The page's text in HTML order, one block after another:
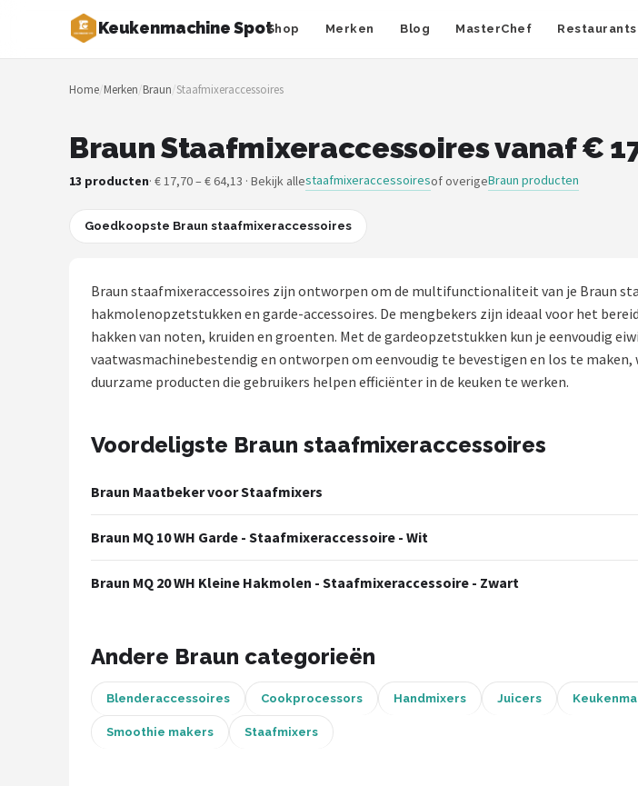
Keukenmachine SpotShop Merken Blog MasterChef Restaurants
Zoeken
NAVIGATIE
Merken
Restaurants
Keukenmachines
POPULAIRE MERKEN
Home/Merken/Braun/Staafmixeraccessoires
Braun Staafmixeraccessoires vanaf €
13 producten· € 17,70 – € 64,13 · Bekijk allestaafmixeraccessoiresof overigeBraun producten
Goedkoopste Braun staafmixeraccessoires
Braun staafmixeraccessoires zijn ontworpen om de multifunctionaliteit van je Braun
hakmolenopzetstukken en garde-accessoires. De mengbekers zijn ideaal voor het
hakken van noten, kruiden en groenten. Met de gardeopzetstukken kun je eenvoudig
vaatwasmachinebestendig en ontworpen om eenvoudig te bevestigen en los te
duurzame producten die gebruikers helpen efficiënter in de keuken te werken.
Voordeligste Braun staafmixeraccessoires
Braun Maatbeker voor Staafmixers
Braun MQ 10 WH Garde - Staafmixeraccessoire - Wit
Braun MQ 20 WH Kleine Hakmolen - Staafmixeraccessoire - Zwart
Andere Braun categorieën
Blenderaccessoires Cookprocessors Handmixers Juicers
Smoothie makers Staafmixers